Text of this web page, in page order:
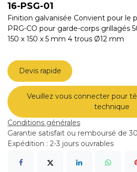
16-PSG-01
Finition galvanisée Convient pour le
PRG-CO pour garde-corps grillagés
150 x 150 x 5 mm 4 trous Ø12 mm
Devis rapide
Veuillez vous connecter pour
technique
Conditions générales
Garantie satisfait ou remboursé de
Expédition : 2-3 jours ouvrables